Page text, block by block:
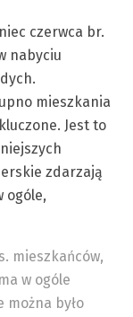
czerwca br.
nabyciu
mieszkania
Jest to
zdarzają
ogóle,
mieszkańców,
w ogóle
można było